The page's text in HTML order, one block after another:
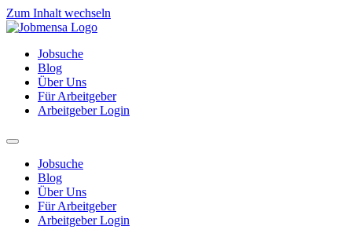
Zum Inhalt wechseln
Jobsuche
Blog
Über Uns
Für Arbeitgeber
Arbeitgeber Login
Jobsuche
Blog
Über Uns
Für Arbeitgeber
Arbeitgeber Login